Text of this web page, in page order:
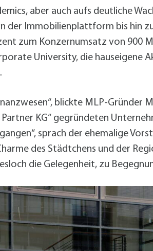
aber auch aufs deutliche
der Immobilienplattform bis hin
zum Konzernumsatz von 900
University, die hauseigene
blickte MLP-Gründer
KG“ gegründeten
sprach der ehemalige
des Städtchens und der
die Gelegenheit, zu